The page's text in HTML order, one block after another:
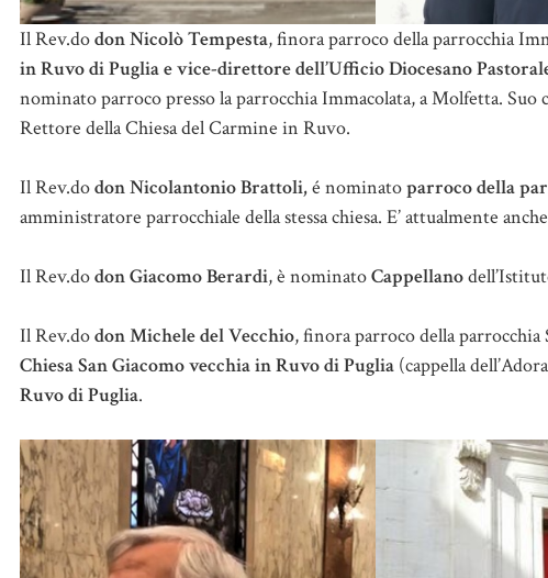
Il Rev.dodon Nicolò Tempesta, finora parroco della parrocchia
in Ruvo di Puglia e vice-direttore dell’Ufficio Diocesano
nominato parroco presso la parrocchia Immacolata, a Molfetta. Suo
Rettore della Chiesa del Carmine in Ruvo.
Il Rev.dodon Nicolantonio Brattoli,é nominatoparroco della
amministratore parrocchiale della stessa chiesa. E’ attualmente
Il Rev.dodon Giacomo Berardi, è nominatoCappellano
Il Rev.dodon Michele del Vecchio, finora parroco della
Chiesa San Giacomo vecchia in Ruvo di Puglia (cappella
Ruvo di Puglia.